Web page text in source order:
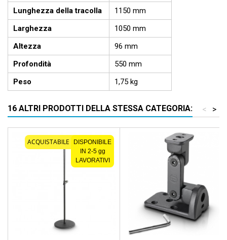
Lunghezza della tracolla
1150 mm
Larghezza
1050 mm
Altezza
96 mm
Profondità
550 mm
Peso
1,75 kg
16 ALTRI PRODOTTI DELLA STESSA CATEGORIA: >
<
ACQUISTABILE SOLO ONLINE
DISPONIBILE
IN 2-5 gg
LAVORATIVI